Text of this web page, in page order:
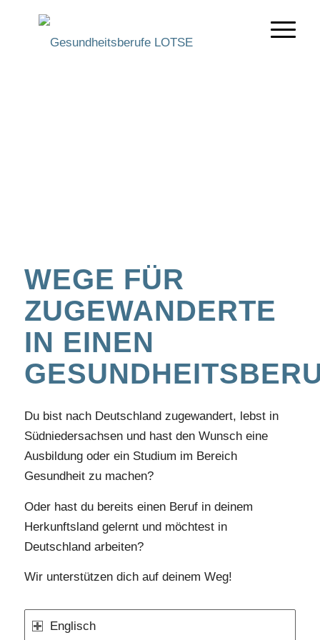
WEGE FÜR
ZUGEWANDERTE
IN EINEN
Du bist nach Deutschland zugewandert, lebst in
Südniedersachsen und hast den Wunsch eine
Ausbildung oder ein Studium im Bereich
Gesundheit zu machen?
Oder hast du bereits einen Beruf in deinem
Herkunftsland gelernt und möchtest in
Deutschland arbeiten?
Wir unterstützen dich auf deinem Weg!
Englisch